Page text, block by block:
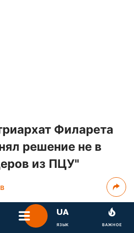
Филарета
решение не в
из ПЦУ"
ЯЗЫК ВАЖНОЕ